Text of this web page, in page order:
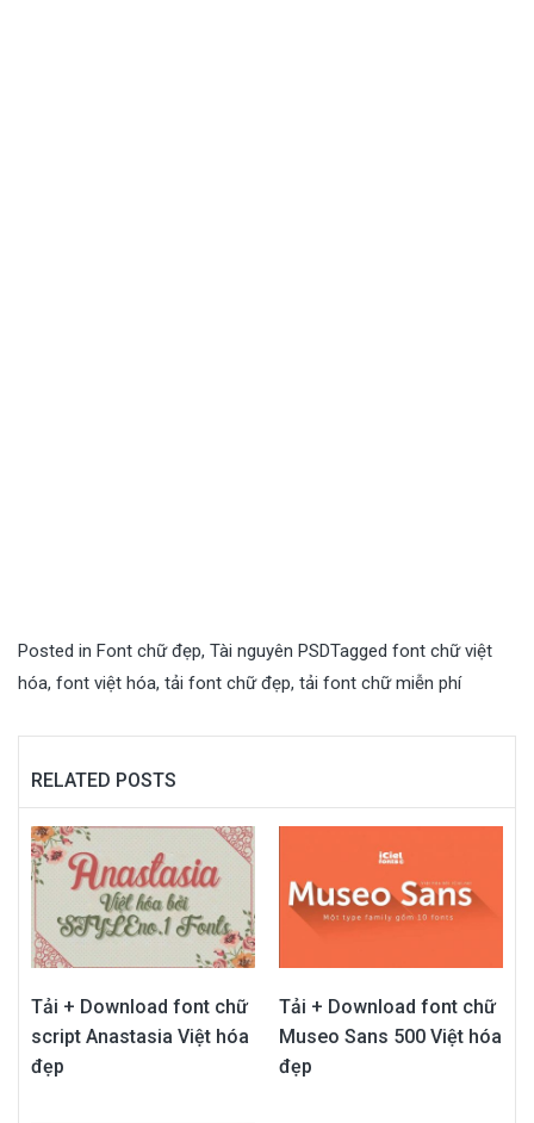
Posted in Font chữ đẹp, Tài nguyên PSDTagged font chữ việt
hóa, font việt hóa, tải font chữ đẹp, tải font chữ miễn phí
RELATED POSTS
Tải + Download font chữ
script Anastasia Việt hóa
đẹp
Tải + Download font chữ
Museo Sans 500 Việt hóa
đẹp